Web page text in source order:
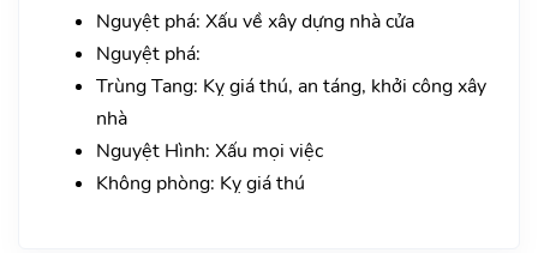
Nguyệt phá: Xấu về xây dựng nhà cửa
Nguyệt phá:
Trùng Tang: Kỵ giá thú, an táng, khởi công xây
nhà
Nguyệt Hình: Xấu mọi việc
Không phòng: Kỵ giá thú